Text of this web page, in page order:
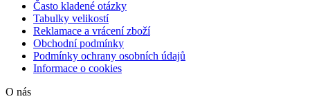
Často kladené otázky
Tabulky velikostí
Reklamace a vrácení zboží
Obchodní podmínky
Podmínky ochrany osobních údajů
Informace o cookies
O nás